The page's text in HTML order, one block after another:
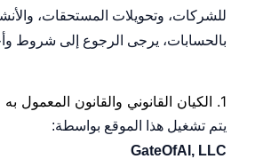
للشركات، وتحويلات المستحقات،
بالحسابات، يرجى الرجوع إلى شروط
1. الكيان القانوني والقانون المعمول به
يتم تشغيل هذا الموقع بواسطة:
GateOfAI, LLC